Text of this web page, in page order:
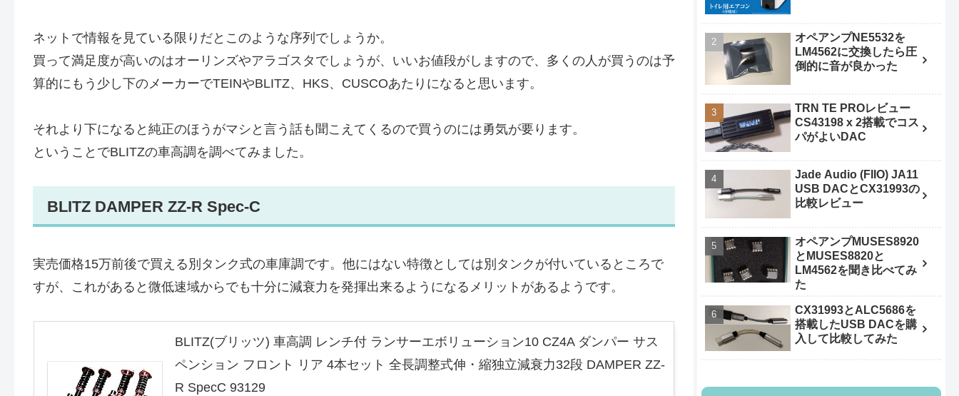
ネットで情報を見ている限りだとこのような序列でしょうか。
買って満足度が高いのはオーリンズやアラゴスタでしょうが、いいお値段がしますので、多くの人が買うのは予
算的にもう少し下のメーカーでTEINやBLITZ、HKS、CUSCOあたりになると思います。
それより下になると純正のほうがマシと言う話も聞こえてくるので買うのには勇気が要ります。
ということでBLITZの車高調を調べてみました。
BLITZ DAMPER ZZ-R Spec-C
実売価格15万前後で買える別タンク式の車庫調です。他にはない特徴としては別タンクが付いているところで
すが、これがあると微低速域からでも十分に減衰力を発揮出来るようになるメリットがあるようです。
BLITZ(ブリッツ) 車高調 レンチ付 ランサーエボリューション10 CZ4A ダンパー サス
ペンション フロント リア 4本セット 全長調整式伸・縮独立減衰力32段 DAMPER ZZ-
R SpecC 93129
オペアンプNE5532を
LM4562に交換したら圧
倒的に音が良かった
TRN TE PROレビュー
CS43198 x 2搭載でコス
パがよいDAC
Jade Audio (FIIO) JA11
USB DACとCX31993の
比較レビュー
オペアンプMUSES8920
とMUSES8820と
LM4562を聞き比べてみ
た
CX31993とALC5686を
搭載したUSB DACを購
入して比較してみた